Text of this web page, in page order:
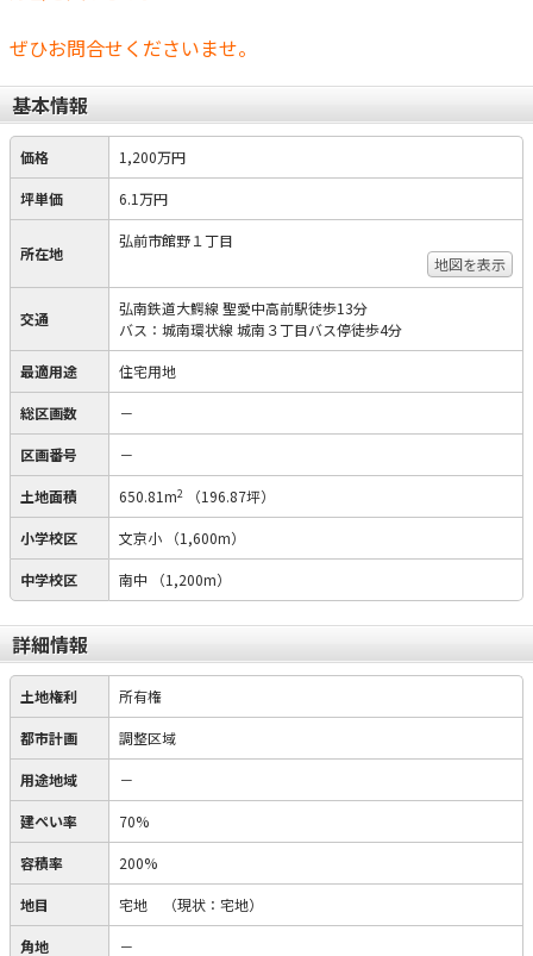
ぜひお問合せくださいませ。
基本情報
価格 1,200万円
坪単価 6.1万円
所在地
弘前市館野１丁目
地図を表示
交通
弘南鉄道大鰐線 聖愛中高前駅徒歩13分
バス：城南環状線 城南３丁目バス停徒歩4分
最適用途 住宅用地
総区画数 －
区画番号 －
土地面積 650.81m2 （196.87坪）
小学校区 文京小 （1,600m）
中学校区 南中 （1,200m）
詳細情報
土地権利 所有権
都市計画 調整区域
用途地域 －
建ぺい率 70%
容積率 200%
地目 宅地 （現状：宅地）
角地 －